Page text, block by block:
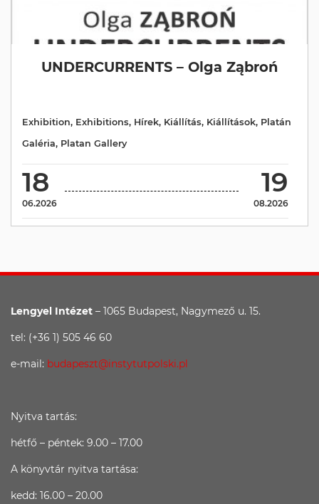
UNDERCURRENTS – Olga Ząbroń
18
06.2026
19
08.2026
Exhibition, Exhibitions, Hírek, Kiállítás, Kiállítások, Platán
Galéria, Platan Gallery
Lengyel Intézet – 1065 Budapest, Nagymező u. 15.
tel: (+36 1) 505 46 60
e-mail: budapeszt@instytutpolski.pl
Nyitva tartás:
hétfő – péntek: 9.00 – 17.00
A könyvtár nyitva tartása:
kedd: 16.00 – 20.00